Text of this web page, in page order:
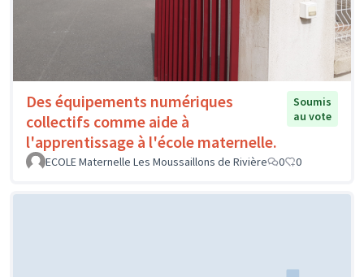
Des équipements numériques
collectifs comme aide à
l'apprentissage à l'école maternelle.
Soumis
au vote
ECOLE Maternelle Les Moussaillons de Rivière 0 0